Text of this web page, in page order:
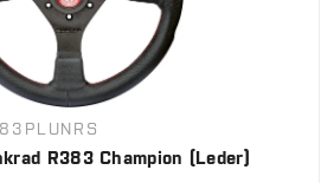
R383 Champion (Leder)